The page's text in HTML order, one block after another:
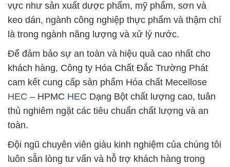
vực như sản xuất dược phẩm, mỹ phẩm, sơn và
keo dán, ngành công nghiệp thực phẩm và thậm chí
là trong ngành năng lượng và xử lý nước.
Để đảm bảo sự an toàn và hiệu quả cao nhất cho
khách hàng, Công ty Hóa Chất Đắc Trường Phát
cam kết cung cấp sản phẩm Hóa chất Mecellose
HEC – HPMC HEC Dạng Bột chất lượng cao, tuân
thủ nghiêm ngặt các tiêu chuẩn chất lượng và an
toàn.
Đội ngũ chuyên viên giàu kinh nghiệm của chúng tôi
luôn sẵn lòng tư vấn và hỗ trợ khách hàng trong